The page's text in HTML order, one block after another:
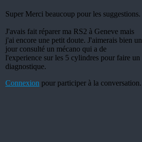
Super Merci beaucoup pour les suggestions.
J'avais fait réparer ma RS2 à Geneve mais
j'ai encore une petit doute. J'aimerais bien un
jour consulté un mécano qui a de
l'experience sur les 5 cylindres pour faire un
diagnostique.
Connexion pour participer à la conversation.